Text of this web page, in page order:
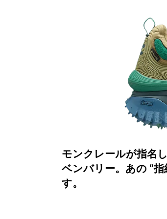
モンクレールが指名
ベンバリー。あの “
す。